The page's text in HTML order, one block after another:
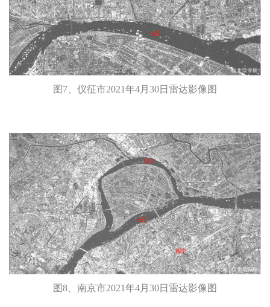
图7、仪征市2021年4月30日雷达影像图
图8、南京市2021年4月30日雷达影像图